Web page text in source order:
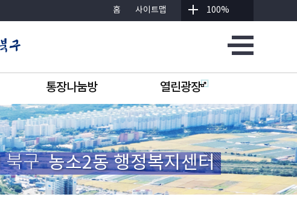
홈 사이트맵 100%
통장나눔방 열린광장
북구농소2동 행정복지센터